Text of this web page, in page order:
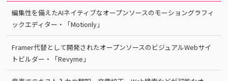
編集性を備えたAIネイティブなオープンソースのモーショングラフィ
ックエディター・「Motionly」
Framer代替として開発されたオープンソースのビジュアルWebサイ
トビルダー・「Revyme」